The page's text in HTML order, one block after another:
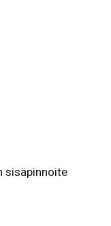
sisäpinnoite